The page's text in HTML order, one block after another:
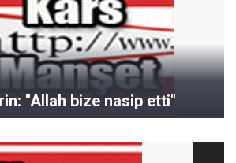
"Allah bize nasip etti"